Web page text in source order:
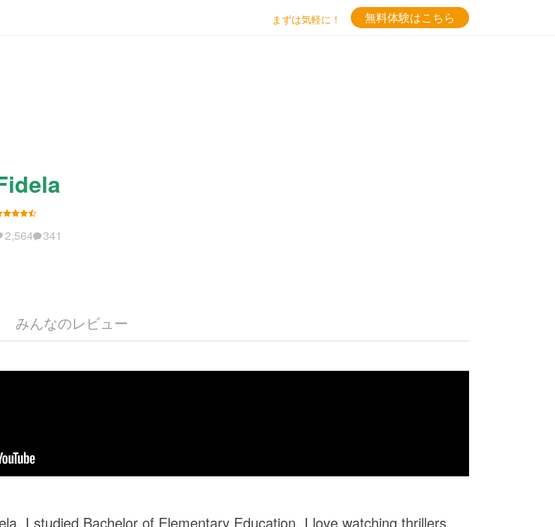
まずは気軽に！ 無料体験はこちら
2,564 341
みんなのレビュー
I studied Bachelor of Elementary Education. I love watching thrillers